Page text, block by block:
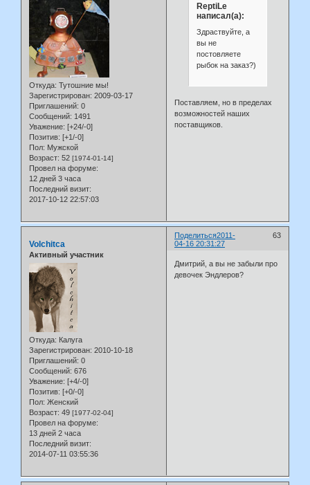
Откуда: Тутошние мы!
Зарегистрирован: 2009-03-17
Приглашений: 0
Сообщений: 1491
Уважение: [+24/-0]
Позитив: [+1/-0]
Пол: Мужской
Возраст: 52 [1974-01-14]
Провел на форуме:
12 дней 3 часа
Последний визит:
2017-10-12 22:57:03
ReptiLe
написал(а):
Здраствуйте, а
вы не
постовляете
рыбок на заказ?)
Поставляем, но в пределах
возможностей наших
поставщиков.
Поделиться 63
2011-
04-16 20:31:27
Volchitca
Активный участник
Откуда: Калуга
Зарегистрирован: 2010-10-18
Приглашений: 0
Сообщений: 676
Уважение: [+4/-0]
Позитив: [+0/-0]
Пол: Женский
Возраст: 49 [1977-02-04]
Провел на форуме:
13 дней 2 часа
Последний визит:
2014-07-11 03:55:36
Дмитрий, а вы не забыли про
девочек Эндлеров?